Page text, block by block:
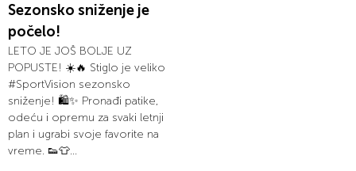
Sezonsko sniženje je
počelo!
LETO JE JOŠ BOLJE UZ
POPUSTE! ☀️🔥 Stiglo je veliko
#SportVision sezonsko
sniženje! 🛍️✨ Pronađi patike,
odeću i opremu za svaki letnji
plan i ugrabi svoje favorite na
vreme. 👟👕...